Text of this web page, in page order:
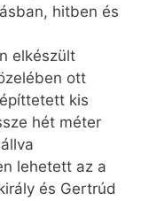
hitben és
elkészült
ott
kis
hét méter
lehetett az a
és Gertrúd